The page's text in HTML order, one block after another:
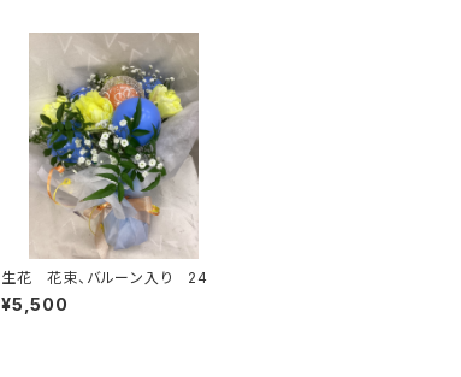
生花 花束、バルーン入り 24
¥5,500